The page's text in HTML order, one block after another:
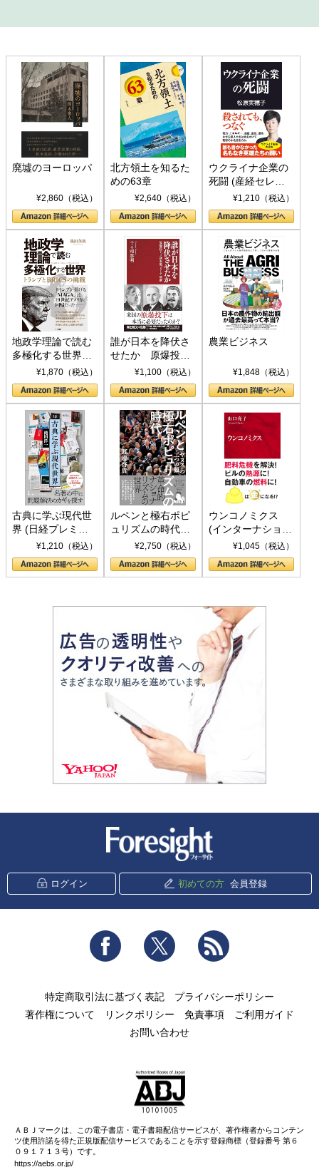
廃墟のヨーロッパ
¥2,860（税込）
北方領土を知るた
めの63章
¥2,640（税込）
ウクライナ企業の
死闘 (産経セレク
ト S 039)¥1,210（税込）
地政学理論で読む
多極化する世界：
トランプとBRICS
の挑戦
¥1,870（税込）
誰が日本を降伏さ
せたか 原爆投
下、ソ連参戦、そ
して聖断 (PHP新
書)
¥1,100（税込）
農業ビジネス
¥1,848（税込）
古典に学ぶ現代世
界 (日経プレミア
シリーズ)¥1,210（税込）
ルペンと極右ポピ
ュリズムの時代：
〈ヤヌス〉の二つ
の顔
¥2,750（税込）
ウンコノミクス
(インターナショナ
ル新書)¥1,045（税込）
ログイン 初めての方 会員登録
Facebook Twitter
特定商取引法に基づく表記
プライバシーポリシー
著作権について
リンクポリシー 免責事項
ご利用ガイド
お問い合わせ
ＡＢＪマークは、この電子書店・電子書籍配信サービスが、著作権者からコンテン
ツ使用許諾を得た正規版配信サービスであることを示す登録商標（登録番号 第６
０９１７１３号）です。
https://aebs.or.jp/